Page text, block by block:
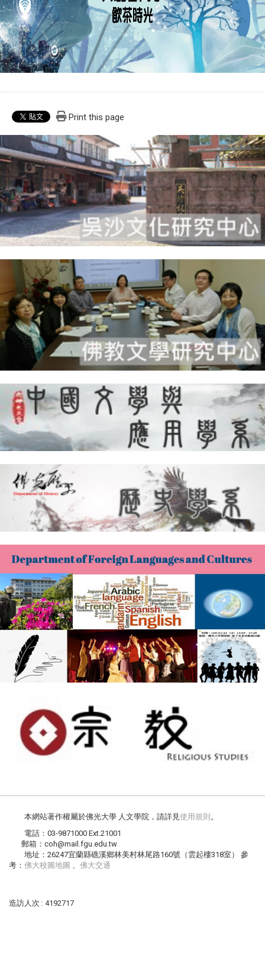
Print this page
本網站著作權屬於佛光大學 人文學院，請詳見使用規則 。
電話：03-9871000 Ext.21001
郵箱：coh@mail.fgu.edu.tw
地址：26247宜蘭縣礁溪鄉林美村林尾路160號（雲起樓318室） 參
考： 佛大校圖地圖 、 佛大交通
造訪人次 : 4192717